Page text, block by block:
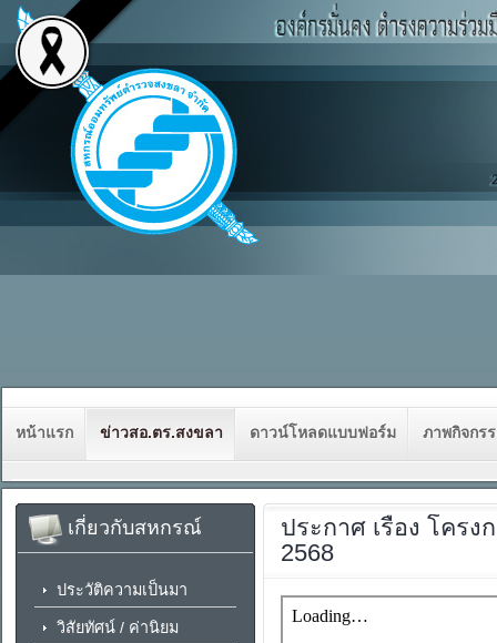
หน้าแรก ข่าวสอ.ตร.สงขลา ดาวน์โหลดแบบฟอร์ม ภาพกิจกร
ประกาศ เรื่อง โคร
2568
เกี่ยวกับสหกรณ์
ประวัติความเป็นมา
วิสัยทัศน์ / ค่านิยม